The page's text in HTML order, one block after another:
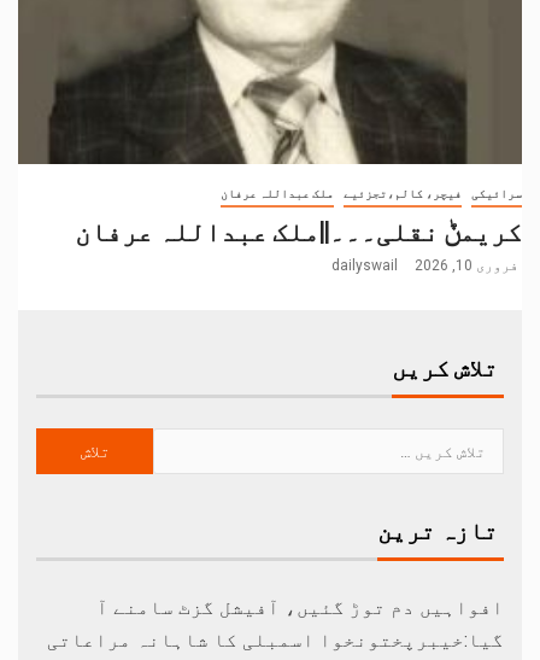
سرائیکی فیچر، کالم،تجزئیے ملک عبداللہ عرفان
کریمݨ نقلی۔۔۔||ملک عبداللہ عرفان
فروری 10, 2026 dailyswail
تلاش کریں
تازہ ترین
افواہیں دم توڑ گئیں، آفیشل گزٹ سامنے آ
گیا:خیبرپختونخوا اسمبلی کا شاہانہ مراعاتی